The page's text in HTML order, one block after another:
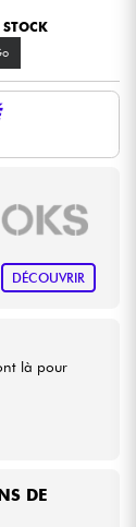
DÉCOUVRIR
DE
là pour